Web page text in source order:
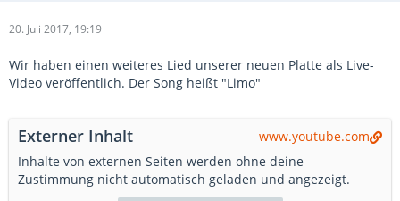
20. Juli 2017, 19:19
Wir haben einen weiteres Lied unserer neuen Platte als Live-
Video veröffentlich. Der Song heißt "Limo"
Externer Inhalt
www.youtube.com
Inhalte von externen Seiten werden ohne deine
Zustimmung nicht automatisch geladen und angezeigt.